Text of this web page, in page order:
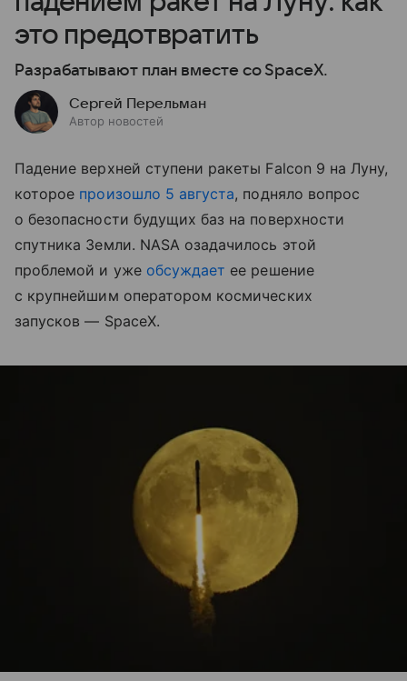
это предотвратить
Разрабатывают план вместе со SpaceX.
Сергей Перельман
Автор новостей
Падение верхней ступени ракеты Falcon 9 на Луну,
которое произошло 5 августа, подняло вопрос
о безопасности будущих баз на поверхности
спутника Земли. NASA озадачилось этой
проблемой и уже обсуждает ее решение
с крупнейшим оператором космических
запусков — SpaceX.